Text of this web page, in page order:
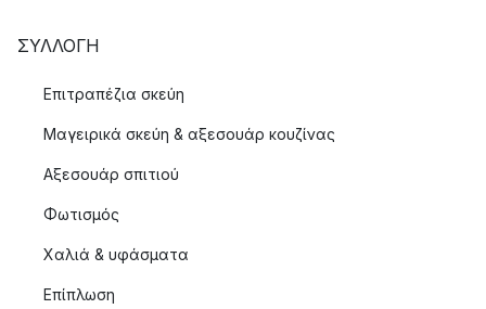
ΣΥΛΛΟΓΉ
Επιτραπέζια σκεύη
Μαγειρικά σκεύη & αξεσουάρ κουζίνας
Αξεσουάρ σπιτιού
Φωτισμός
Χαλιά & υφάσματα
Επίπλωση